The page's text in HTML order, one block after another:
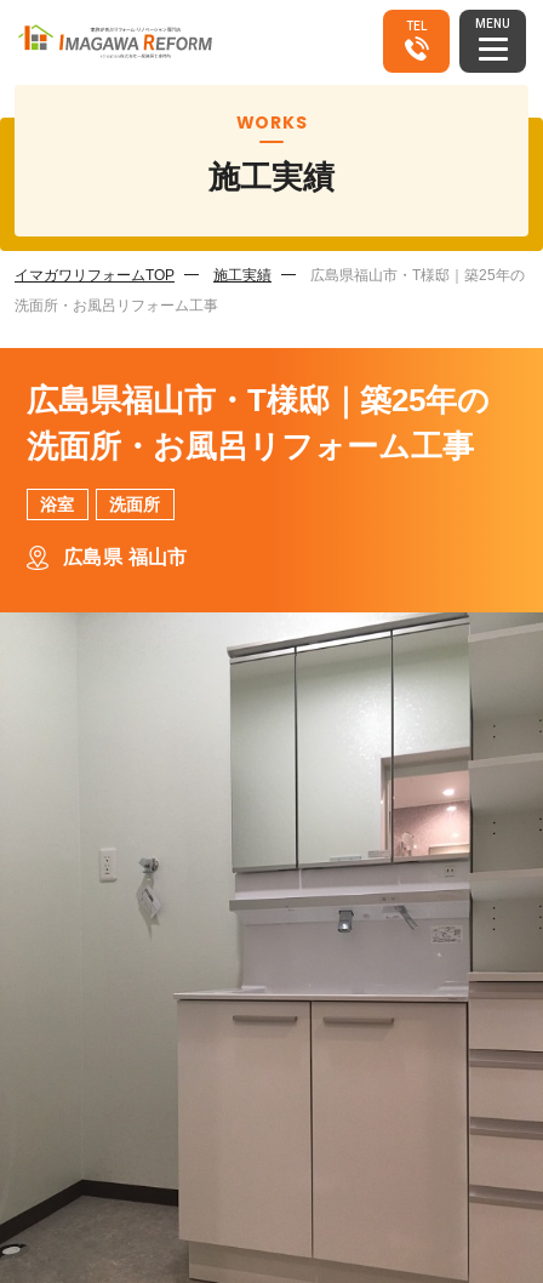
TEL MENU
WORKS
施工実績
イマガワリフォームTOP 施工実績
広島県福山市・T様邸｜築25年の
洗面所・お風呂リフォーム工事
広島県福山市・T様邸｜築25年の
洗面所・お風呂リフォーム工事
浴室 洗面所
広島県 福山市